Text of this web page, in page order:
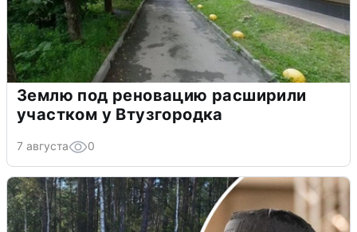
Землю под реновацию расширили
участком у Втузгородка
7 августа 0